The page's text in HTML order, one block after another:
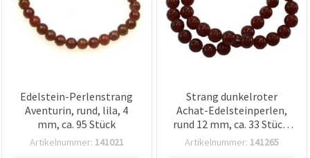
Edelstein-Perlenstrang
Aventurin, rund, lila, 4
mm, ca. 95 Stück
Artikelnummer: 141021
Strang dunkelroter
Achat-Edelsteinperlen,
rund 12 mm, ca. 33 Stück,
polierter Halbedelstein,
Artikelnummer: 141265